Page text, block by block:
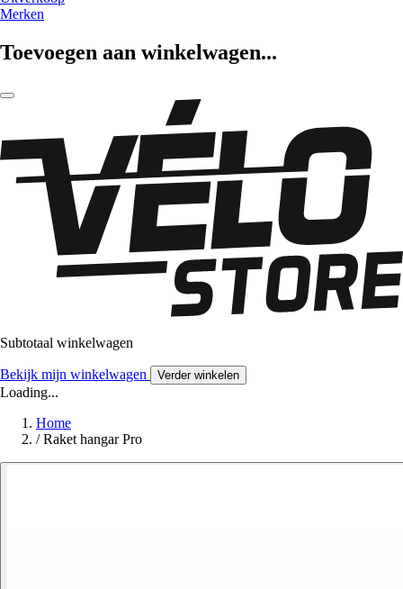
Merken
Toevoegen aan winkelwagen...
Subtotaal winkelwagen
Bekijk mijn winkelwagen Verder winkelen
Loading...
Home
/ Raket hangar Pro